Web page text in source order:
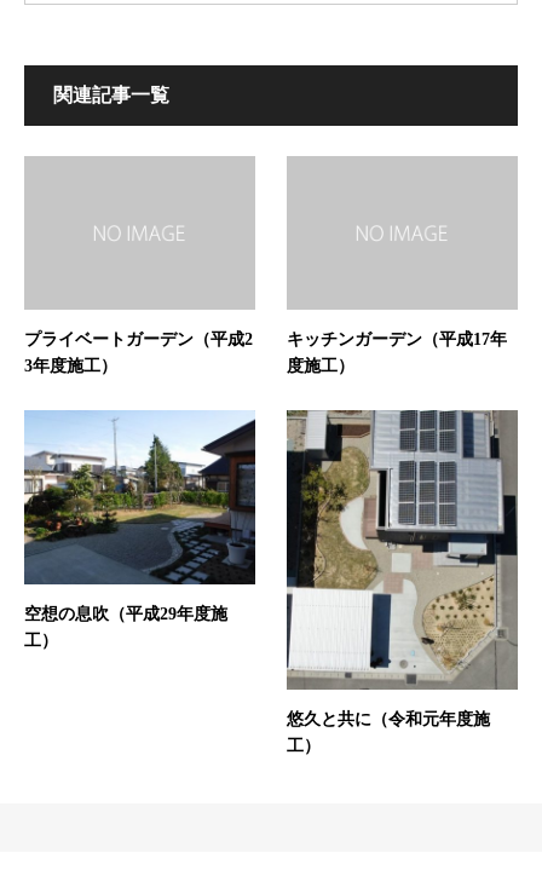
関連記事一覧
プライベートガーデン（平成2
3年度施工）
キッチンガーデン（平成17年
度施工）
空想の息吹（平成29年度施
工）
悠久と共に（令和元年度施
工）